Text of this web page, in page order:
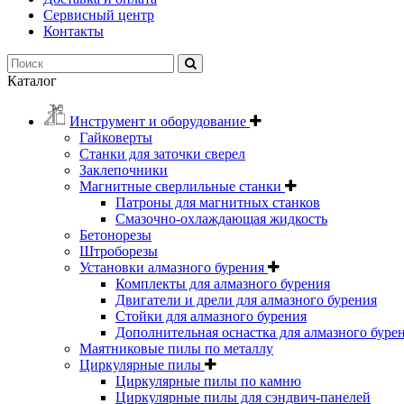
Сервисный центр
Контакты
Каталог
Инструмент и оборудование
Гайковерты
Станки для заточки сверел
Заклепочники
Магнитные сверлильные станки
Патроны для магнитных станков
Смазочно-охлаждающая жидкость
Бетонорезы
Штроборезы
Установки алмазного бурения
Комплекты для алмазного бурения
Двигатели и дрели для алмазного бурения
Стойки для алмазного бурения
Дополнительная оснастка для алмазного
Маятниковые пилы по металлу
Циркулярные пилы
Циркулярные пилы по камню
Циркулярные пилы для сэндвич-панелей